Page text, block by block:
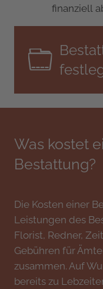
finanziell
Was kostet
Bestattung?
Die Kosten einer
Leistungen des
Florist, Redner,
Gebühren für
zusammen. Auf
bereits zu